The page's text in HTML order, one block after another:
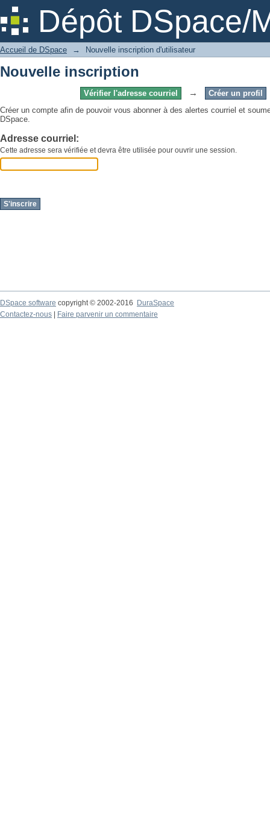
Dépôt DSpace/
Nouvelle inscription
Accueil de DSpace → Nouvelle inscription d'utilisateur
Nouvelle inscription
Vérifier l'adresse courriel →
Créer un profil
Créer un compte afin de pouvoir vous abonner à des alertes courriel et
DSpace.
Adresse courriel:
Cette adresse sera vérifiée et devra être utilisée pour ouvrir une session.
DSpace software copyright © 2002-2016
DuraSpace
Contactez-nous
Faire parvenir un commentaire